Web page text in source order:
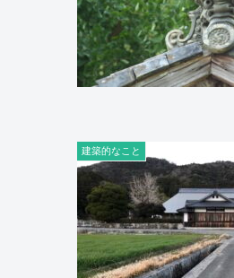
建築的なこと